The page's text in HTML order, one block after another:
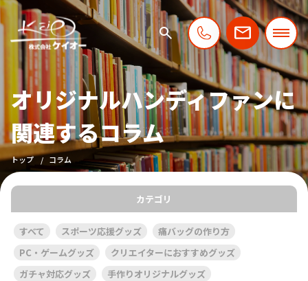
オリジナルハンディファンに
関連するコラム
トップ コラム
カテゴリ
すべて スポーツ応援グッズ
痛バッグの作り方
PC・ゲームグッズ
クリエイターにおすすめグッズ
ガチャ対応グッズ
手作りオリジナルグッズ